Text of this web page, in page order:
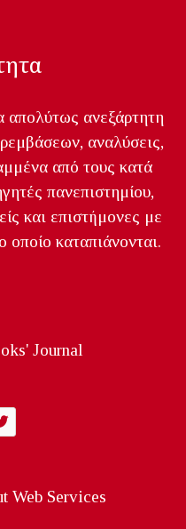
απολύτως ανεξάρτητη
αναλύσεις,
από τους κατά
πανεπιστημίου,
και επιστήμονες με
καταπιάνονται.
Journal
Web Services